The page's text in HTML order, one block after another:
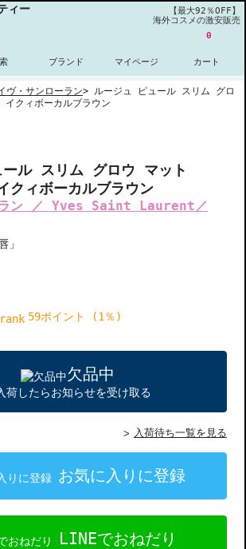
【最大92％OFF】
海外コスメの激安販売
ブランド マイページ
0
カート
ヴ・サンローラン> ルージュ ピュール スリム グロ
クィボーカルブラウン
ル スリム グロウ マット
ィボーカルブラウン
ラン ／ Yves Saint Laurent／
」
59ポイント (1％)
欠品中
荷したらお知らせを受け取る
入荷待ち一覧を見る
お気に入りに登録
LINEでおねだり